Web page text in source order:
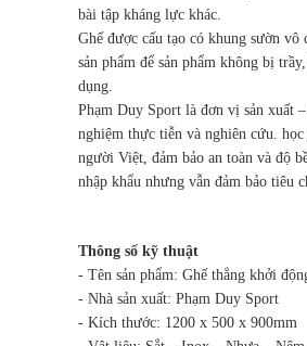
bài tập kháng lực khác.
Ghế được cấu tạo có khung sườn
sản phẩm để sản phẩm không bị
dụng.
Phạm Duy Sport là đơn vị sản xuất
nghiệm thực tiễn và nghiên cứu.
người Việt, đảm bảo an toàn và độ
nhập khẩu nhưng vẫn đảm bảo tiêu
Thông số kỹ thuật
- Tên sản phẩm: Ghế thẳng khởi
- Nhà sản xuất: Phạm Duy Sport
- Kích thước: 1200 x 500 x 900mm